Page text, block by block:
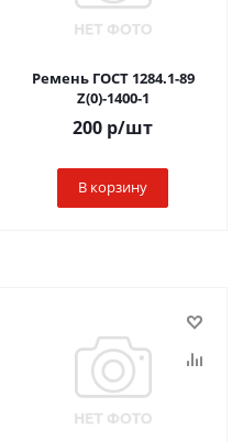
Ремень ГОСТ 1284.1-89
Z(0)-1400-1
200 р/шт
В корзину